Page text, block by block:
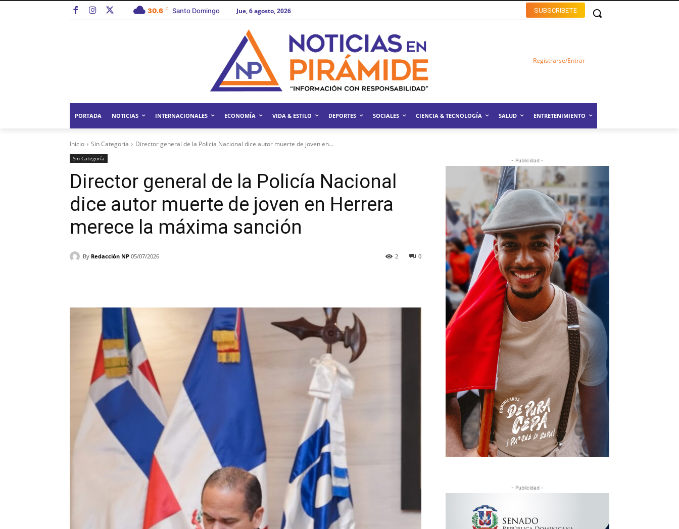
30.6 C Santo Domingo SUBSCRIBETE
Jue, 6 agosto, 2026
Registrarse/Entrar
PORTADA NOTICIAS INTERNACIONALES ECONOMÍA VIDA & ESTILO DEPORTES SOCIALES CIENCIA & TECNOLOGÍA SALUD ENTRETENIMIENTO
Inicio Sin Categoría Director general de la Policía Nacional dice autor muerte de joven en...
Sin Categoría
Director general de la Policía Nacional
dice autor muerte de joven en Herrera
merece la máxima sanción
By Redacción NP 05/07/2026 0
2
Pinterest Linkedin ReddIt
- Publicidad -
- Publicidad -